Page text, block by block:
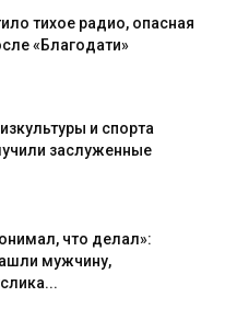
тихое радио, опасная
«Благодати»
и спорта
заслуженные
что делал»:
мужчину,